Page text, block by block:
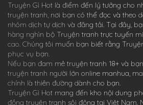
Truyện Gì Hot là điểm đến lý tưởng cho
truyện tranh, nơi bạn có thể đọc và theo
nhóm dịch tự dịch và đăng tải. Tại đây,
hàng nghìn bộ Truyện tranh trực tuyến
cao. Chúng tôi muốn bạn biết rằng
phục vụ bạn.
Nếu bạn đam mê truyện tranh 18+ và
truyện tranh người lớn online manhua,
chính là thiên đường dành cho bạn.
Truyện Gì Hot mang đến kho nội dung
đồng truyện tranh sôi động tại Việt Nam.